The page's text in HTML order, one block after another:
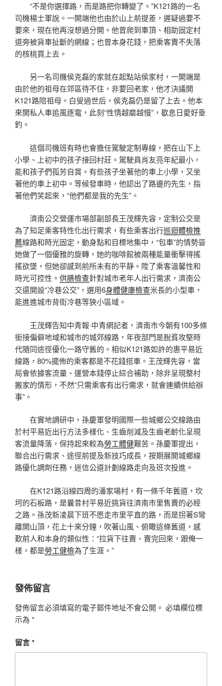
“不是你選擇路，而是路把你轉變了。”K121路的一名
司機楊士軍說。一開端他也由於山上前提差，遲疑過要不
要來，現在他再沒想過分開。他曾爬到車頂、相助固定村
道旁被貨車扯斷的網線；也曾本身花錢，把乘客賣不失落
的核桃買上去。
另一名司機侯克磊的家就在起點站侯家村，一開端是
由於他的祖母在郊區待不住，非要回老家，他才決議開
K121路陪祖母。白叟過世后，侯克磊仍是留了上去。他本
來開私人車追風逐電，此刻“性情越磨越慢”，歇息日愛好垂
釣。
這個司機班有時也會擔任駕駛定制專線，把在山下上
小學、上初中的孩子接回村莊。駕駛員肖友亮年紀最小，
能和孩子們孤芳自賞。有些孩子坐著他的車上小學，又坐
著他的車上初中。等候發車時，他認出了路邊的先生，指
著他們笑起來，“他們都是我的先生”。
濟南公交營運市場部副部長王茂輝先容，定制公交是
為了知足乘客特性化出行需求，有些乘客出行巡迴體檢推
薦線路和時光固定，動身點和目標地集中，“包車”的情勢晉
她做了一個優雅的旋轉，她的咖啡館被兩種能量衝擊得搖
搖欲墜，但她卻感到前所未有的平靜。陞了乘客溫馨性和
時光可控性。 供膳檢查針對城市老年人出行需求，濟南公
交還開設“冷巷公交”，選用6身體健康檢查米長的小型車，
能進進城市背街冷巷等狹小區域。
王茂輝告知中青報·中青網記者，濟南市今朝有100多條
銜接偏僻地域和城市的城郊線路，年夜部門是脫貧攻堅時
代隨同途徑優化一路守舊的。相似K121路如許的惠平易近
線路，80%擺佈的乘客都是不花錢搭車。王茂輝先容，當
局會依據客流量、運營本錢停止綜合補助，除非呈現整村
搬家的情形，不然“只需乘客有出行需求，就會連續供給辦
事”。
在實地調研中，孫慶軍發明國際一些城鄉公交線路由
於村平易近出行方法多樣化、生齒削減及生齒老齡化呈現
客流量降落，保持起來較為勞工體健艱苦。孫慶軍提出，
聯合出行需求、途徑前提及新技巧成長，按期展開城鄉線
路優化調劑任務，迷信公道計劃線路走向及班次投進。
在K121路沿線四周的潘家場村，有一條千年舊道，坎
坷的石板路，是曩昔村平易近挑貨往濟南市里售賣的必經
之路。孫茂新凌晨下班不愿走市里平直的路，而是拐著S彎
離開山頂，花上十來分鐘，吹著山風、俯瞰這條舊道，感
歎前人和本身的類似性：“拉貨下往賣、賣完回來，跟俺一
樣，都是勞工健檢為了生涯。”
發佈留言
發佈留言必須填寫的電子郵件地址不會公開。 必填欄位標
示為 *
留言*